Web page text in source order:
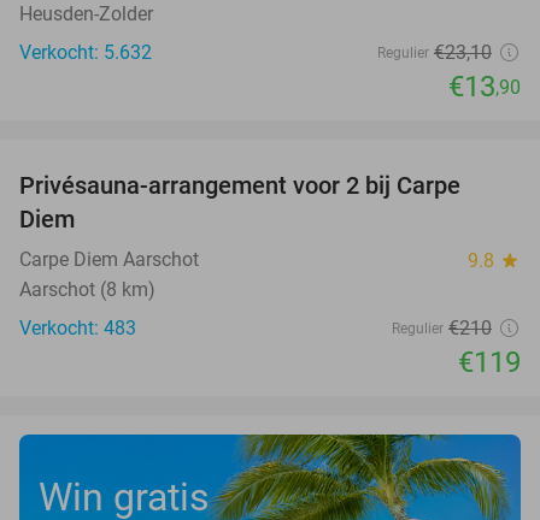
Heusden-Zolder
Verkocht: 5.632
Regulier €23,10
€13,90
Privésauna-arrangement voor 2 bij Carpe
Diem
Carpe Diem Aarschot 9.8 star
Aarschot (8 km)
Verkocht: 483
Regulier €210
€119
Win gratis